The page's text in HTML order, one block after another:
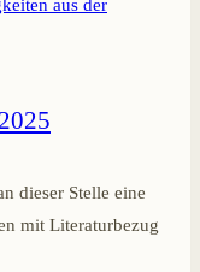
dieser Stelle eine
mit Literaturbezug